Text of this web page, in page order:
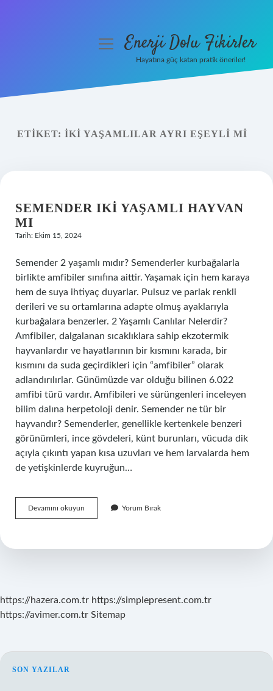
Yasal Uyarı
menüyüEnerji Dolu Fikirler
Hayatına güç katan pratik öneriler!
ETIKET: İKI YAŞAMLILAR AYRI EŞEYLI MI
SEMENDER IKI YAŞAMLI HAYVAN
MI
Tarih: Ekim 15, 2024
Semender 2 yaşamlı mıdır? Semenderler kurbağalarla
birlikte amfibiler sınıfına aittir. Yaşamak için hem karaya
hem de suya ihtiyaç duyarlar. Pulsuz ve parlak renkli
derileri ve su ortamlarına adapte olmuş ayaklarıyla
kurbağalara benzerler. 2 Yaşamlı Canlılar Nelerdir?
Amfibiler, dalgalanan sıcaklıklara sahip ekzotermik
hayvanlardır ve hayatlarının bir kısmını karada, bir
kısmını da suda geçirdikleri için “amfibiler” olarak
adlandırılırlar. Günümüzde var olduğu bilinen 6.022
amfibi türü vardır. Amfibileri ve sürüngenleri inceleyen
bilim dalına herpetoloji denir. Semender ne tür bir
hayvandır? Semenderler, genellikle kertenkele benzeri
görünümleri, ince gövdeleri, künt burunları, vücuda dik
açıyla çıkıntı yapan kısa uzuvları ve hem larvalarda hem
de yetişkinlerde kuyruğun…
Devamını okuyun Semender
Iki
Mı
Yorum Bırak
https://hazera.com.tr https://simplepresent.com.tr
https://avimer.com.tr Sitemap
SIDEBAR
SON YAZILAR